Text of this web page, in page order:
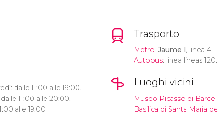
dalle 11:00 alle 19:00.
11:00 alle 20:00.
alle 19:00
Trasporto
Metro: Jaume I , linea 4.
Autobus: linea líneas 120.
Luoghi vicini
Museo Picasso di
Basilica di Santa Maria